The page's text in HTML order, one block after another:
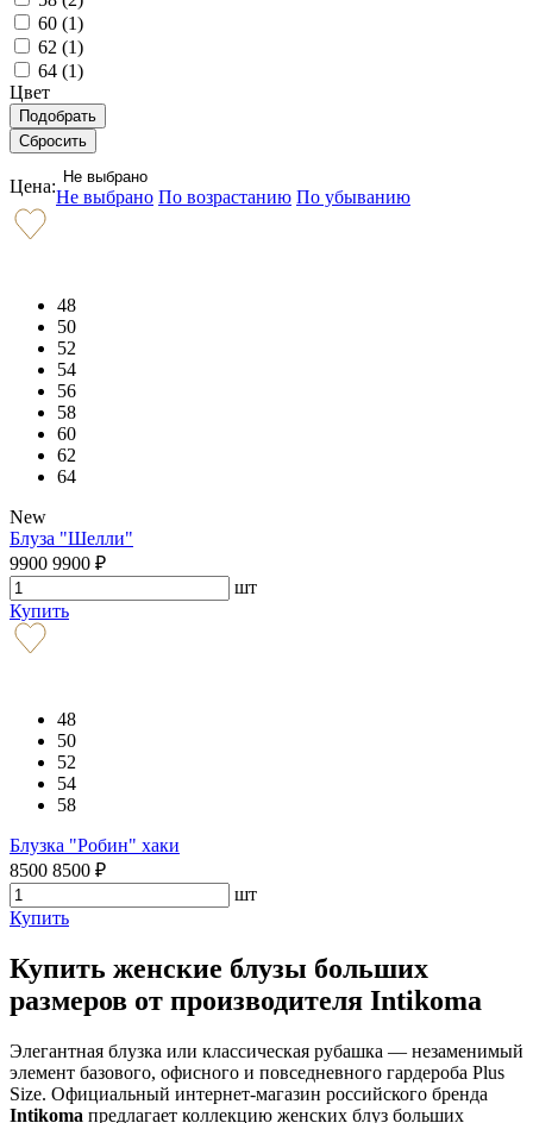
60 (1)
62 (1)
64 (1)
Цвет
Цена: Не выбрано
Не выбрано По возрастанию По убыванию
48
50
52
54
56
58
60
62
64
New
Блуза "Шелли"
9900 9900 ₽
шт
Купить
48
50
52
54
58
Блузка "Робин" хаки
8500 8500 ₽
шт
Купить
Купить женские блузы больших
размеров от производителя Intikoma
Элегантная блузка или классическая рубашка — незаменимый
элемент базового, офисного и повседневного гардероба Plus
Size. Официальный интернет-магазин российского бренда
Intikoma предлагает коллекцию женских блуз больших